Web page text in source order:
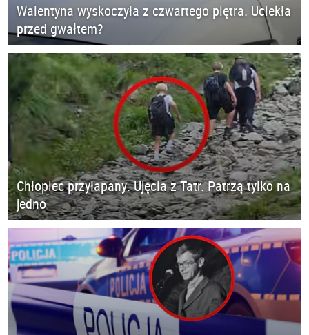
Walentyna wyskoczyła z czwartego piętra. Uciekła
przed gwałtem?
Chłopiec przyłapany. Ujęcia z Tatr. Patrzą tylko na
jedno